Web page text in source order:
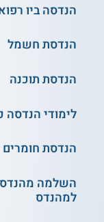
הנדסה ביו
הנדסת חשמל
הנדסת תוכנה
לימודי הנדסה
הנדסת חומרים
השלמה
למהנדס